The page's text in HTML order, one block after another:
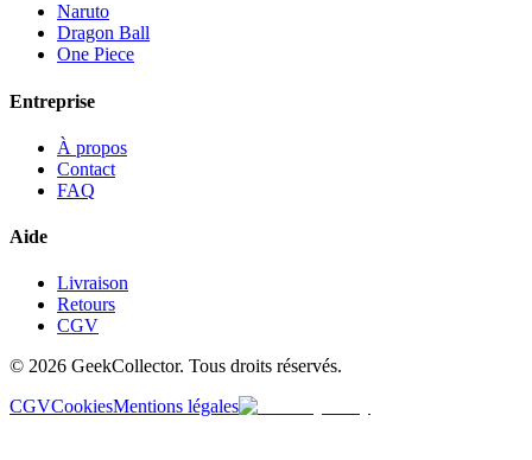
Naruto
Dragon Ball
One Piece
Entreprise
À propos
Contact
FAQ
Aide
Livraison
Retours
CGV
© 2026 GeekCollector. Tous droits réservés.
CGVCookiesMentions légales